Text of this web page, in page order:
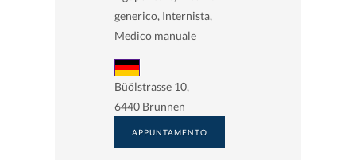
generico, Internista,
Medico manuale
Büölstrasse 10,
6440 Brunnen
APPUNTAMENTO